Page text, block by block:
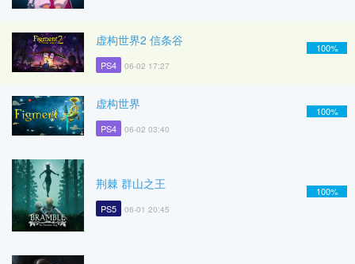
虚构世界2 信条谷
PS4 06-02 17:27
100%
虚构世界
PS4 06-02 03:40
100%
荆棘 群山之王
PS5 06-01 20:45
100%